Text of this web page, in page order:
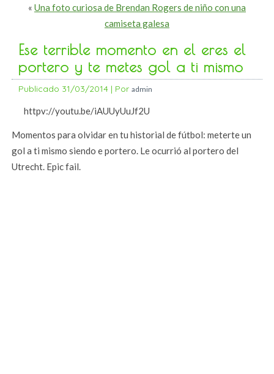
« Una foto curiosa de Brendan Rogers de niño con una
camiseta galesa
Ese terrible momento en el eres el
portero y te metes gol a ti mismo
Publicado 31/03/2014 | Por admin
httpv://youtu.be/iAUUyUuJf2U
Momentos para olvidar en tu historial de fútbol: meterte un
gol a ti mismo siendo e portero. Le ocurrió al portero del
Utrecht. Epic fail.